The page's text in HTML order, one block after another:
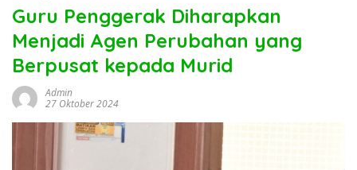
Guru Penggerak Diharapkan
Menjadi Agen Perubahan yang
Berpusat kepada Murid
Admin
27 Oktober 2024